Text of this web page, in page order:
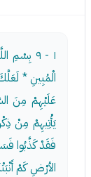
١ - ٩
بِسْمِ
الْمُبِينِ *
عَلَيْهِمْ مِنَ
يَأْتِيهِمْ مِنْ
فَقَدْ كَذَّبُوا
الأرْضِ كَمْ